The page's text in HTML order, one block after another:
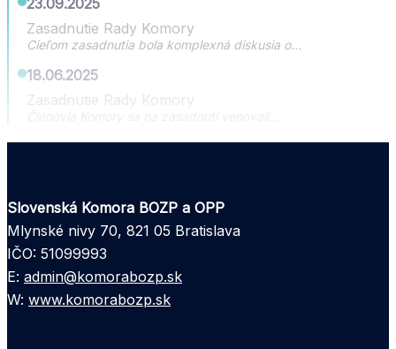
Zasadnutie Rady Komory
Cieľom zasadnutia bola komplexná diskusia o…
18.06.2025
Zasadnutie Rady Komory
Slovenská Komora BOZP a OPP
Mlynské nivy 70, 821 05 Bratislava
IČO: 51099993
E: admin@komorabozp.sk
W: www.komorabozp.sk